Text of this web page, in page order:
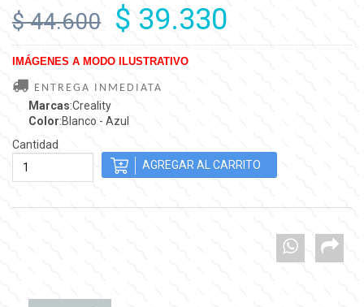
$ 44.600 $ 39.330
IMÁGENES A MODO ILUSTRATIVO
ENTREGA INMEDIATA
Marcas:Creality
Color:Blanco - Azul
Cantidad